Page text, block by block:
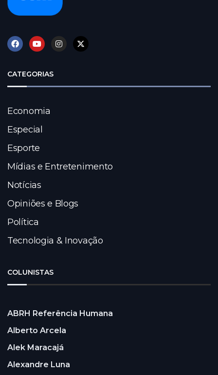
CATEGORIAS
Economia
Especial
Esporte
Mídias e Entretenimento
Notícias
Opiniões e Blogs
Política
Tecnologia & Inovação
COLUNISTAS
ABRH Referência Humana
Alberto Arcela
Alek Maracajá
Alexandre Luna